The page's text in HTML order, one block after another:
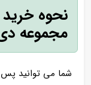
نحوه
مجموعه
شما می توانید